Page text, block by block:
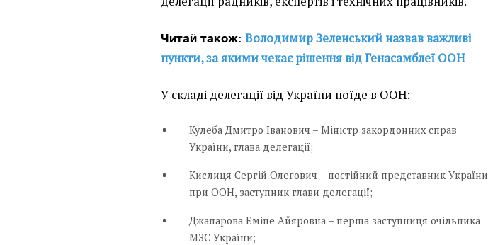
Читай також:Володимир Зеленський назвав важливі
пункти, за якими чекає рішення від Генасамблеї ООН
У складі делегації від України поїде в ООН:
Кулеба Дмитро Іванович – Міністр закордонних справ
України, глава делегації;
Кислиця Сергій Олегович – постійний представник України
при ООН, заступник глави делегації;
Джапарова Еміне Айяровна – перша заступниця очільника
МЗС України;